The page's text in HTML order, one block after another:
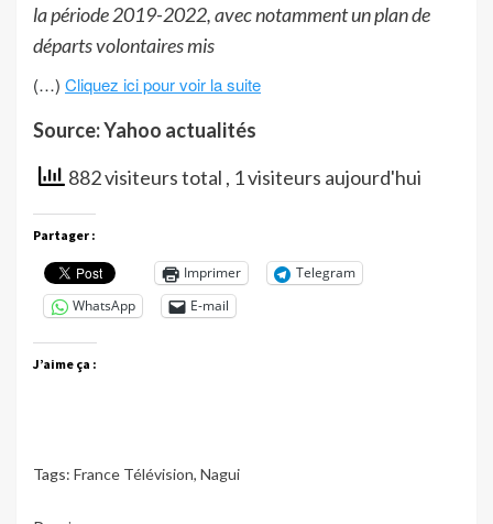
la période 2019-2022, avec notamment un plan de
départs volontaires mis
(…) Cliquez ici pour voir la suite
Source: Yahoo actualités
882 visiteurs total , 1 visiteurs aujourd'hui
Partager :
Imprimer
Telegram
WhatsApp
E-mail
J’aime ça :
Tags: France Télévision, Nagui